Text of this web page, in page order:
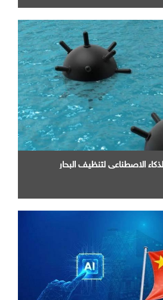
الاصطناعي لتنظيف البحار